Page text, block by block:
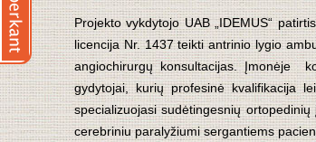
Projekto vykdytojo UAB „IDEMUS“
licencija Nr. 1437 teikti antrinio lygio
angiochirurgų konsultacijas. Įmonėje
gydytojai, kurių profesinė kvalifikacija
specializuojasi sudėtingesnių
cerebriniu paralyžiumi sergantiems